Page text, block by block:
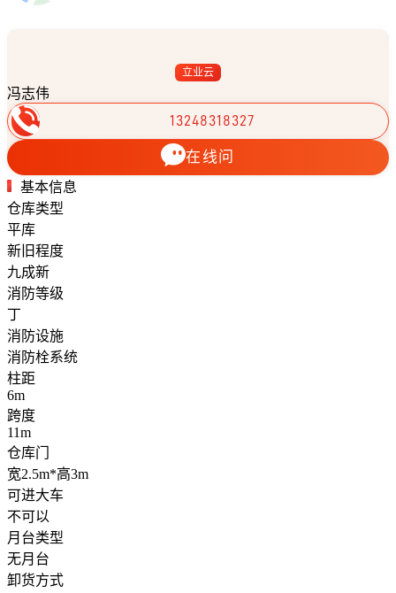
立业云
冯志伟
13248318327
在线问
基本信息
仓库类型
平库
新旧程度
九成新
消防等级
丁
消防设施
消防栓系统
柱距
6m
跨度
11m
仓库门
宽2.5m*高3m
可进大车
不可以
月台类型
无月台
卸货方式